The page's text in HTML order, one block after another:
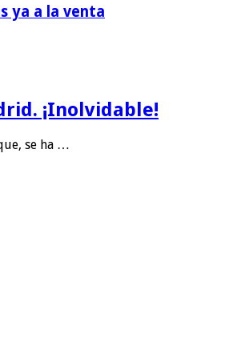
ya a la venta
¡Inolvidable!
se ha …